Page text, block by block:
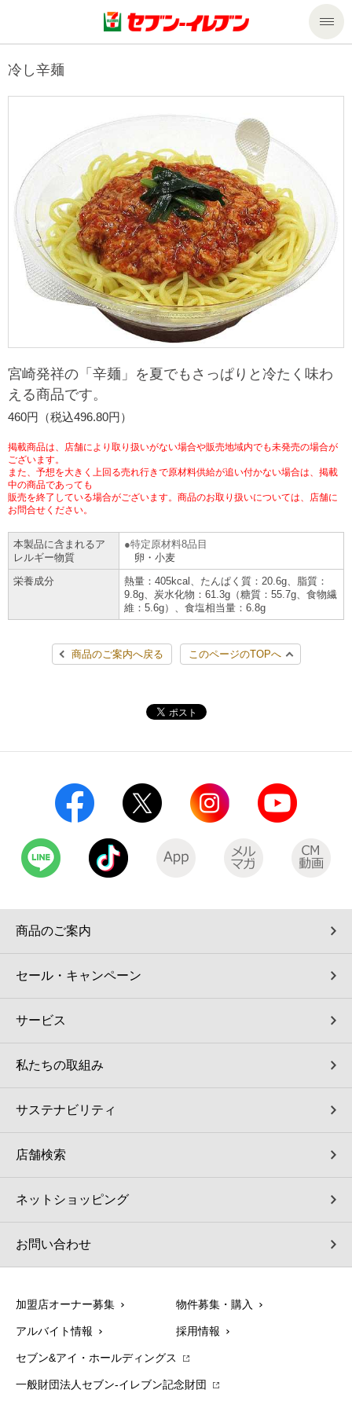
商品のご案内
今週の新商品
来週の新商品
商品カテゴリ一覧
セブンプレミアム
食の安全・安心への取組み
ギフト
プリペイドカード・金券
ニンテンドー・ダウンロードカード
サービス
サービストップ
nanacoトップ
マルチコピー機でできること
マルチコピー機でできることトップ
コピー
プリント
スキャン
ファクス
チケット
宅配便
切手・はがき・印紙
セブン銀行ATM
ご利用可能なお支払い方法
各種料金のお支払い
自転車シェアリング（店舗限定）
モバイルバッテリーシェアリング（店舗限定）
チケットサービス
セブンチケット
チケットぴあ
イープラス
CNプレイガイド
セブン‐イレブンでお受取り
タワーレコード
セブンネットショッピング
停電時のサービス停止のお知らせ
企業情報
企業情報トップ
ニュースリリース
企業理念
会社概要
貸借対照表・損益計算書
沿革
国内店舗数
セブン-イレブンの歴史
私たちの取組み
サステナビリティ
サステナビリティトップ
セブン＆アイ・ホールディングスの重点課題
サステナビリティ活動基本方針
サステナビリティ推進体制
GREEN CHALLENGE 2050
4VISIONS
サステナビリティニュース
サステナビリティレポート
加盟店オーナー募集
店舗検索
ネットショッピング
お問い合わせ
Language
English (Corporate)
English (Services)
한국어(서비스)
冷し辛麺
宮崎発祥の「辛麺」を夏でもさっぱりと冷たく味わ
える商品です。
460円（税込496.80円）
掲載商品は、店舗により取り扱いがない場合や販売地域内でも未発売の場合が
ございます。
また、予想を大きく上回る売れ行きで原材料供給が追い付かない場合は、掲載
中の商品であっても
販売を終了している場合がございます。商品のお取り扱いについては、店舗に
お問合せください。
本製品に含まれるア
レルギー物質
特定原材料8品目
卵・小麦
栄養成分
熱量：405kcal、たんぱく質：20.6g、脂質：
9.8g、炭水化物：61.3g（糖質：55.7g、食物繊
維：5.6g）、食塩相当量：6.8g
商品のご案内へ戻る このページのTOPへ
商品のご案内
セール・キャンペーン
サービス
私たちの取組み
サステナビリティ
店舗検索
ネットショッピング
お問い合わせ
加盟店オーナー募集 物件募集・購入
アルバイト情報 採用情報
セブン&アイ・ホールディングス
一般財団法人セブン-イレブン記念財団